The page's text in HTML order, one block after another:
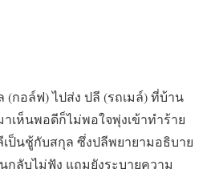
กอล์ฟ) ไปส่ง ปลี (รถเมล์) ที่บ้าน
าเห็นพอดีก็ไม่พอใจพุ่งเข้าทำร้าย
ป็นชู้กับสกุล ซึ่งปลีพยายามอธิบาย
กลับไม่ฟัง แถมยังระบายความ